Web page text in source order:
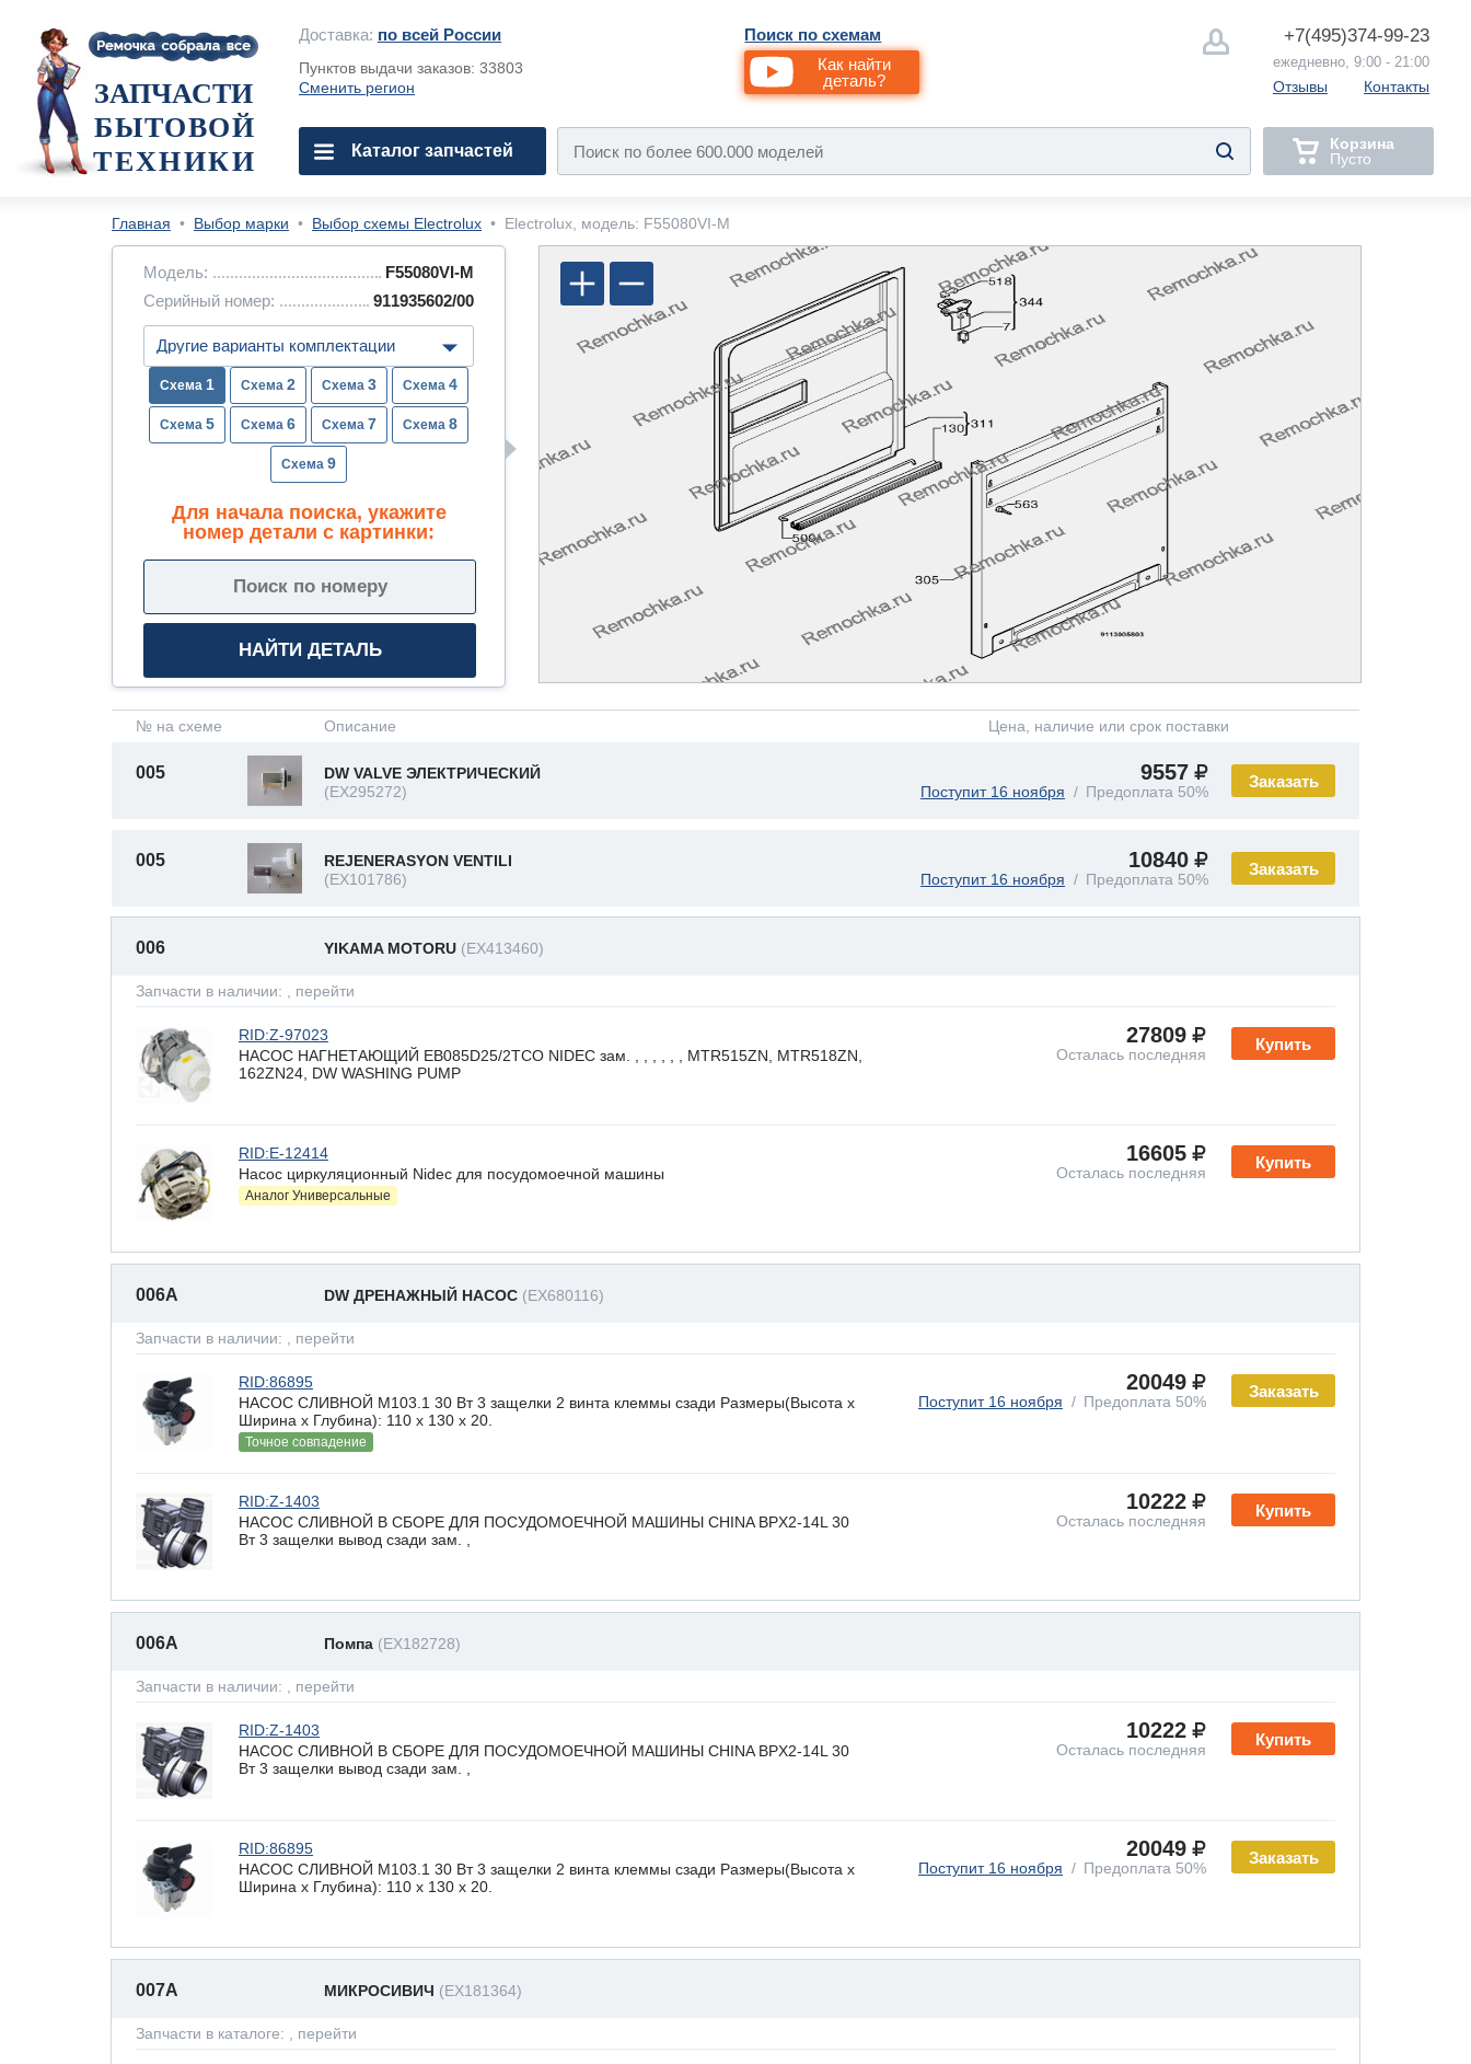
Доставка: по всей России
Пунктов выдачи заказов: 33803
Сменить регион
Поиск по схемам
Как найти
деталь?
+7(495)374-99-23
ежедневно, 9:00 - 21:00
Отзывы Контакты
ЗАПЧАСТИ
БЫТОВОЙ
ТЕХНИКИ
Каталог запчастей
Корзина
Пусто
Главная • Выбор марки • Выбор схемы Electrolux • Electrolux, модель: F55080VI-M
Модель:
F55080VI-M
Серийный номер:
911935602/00
1 2 3 4
5 6 7 8
9
Для начала поиска, укажите
номер детали с картинки:
№ на схеме Описание Цена, наличие или срок поставки
Заказать
005
DW VALVE ЭЛЕКТРИЧЕСКИЙ
(EX295272)
9557
Поступит 16 ноября Предоплата 50%
Заказать
005
REJENERASYON VENTILI
(EX101786)
10840
Поступит 16 ноября Предоплата 50%
006 YIKAMA MOTORU (EX413460)
Запчасти в наличии: , перейти
Купить
RID:Z-97023
НАСОС НАГНЕТАЮЩИЙ EB085D25/2TCO NIDEC зам. , , , , , , MTR515ZN, MTR518ZN,
162ZN24, DW WASHING PUMP
27809
Осталась последняя
Купить
RID:E-12414
Насос циркуляционный Nidec для посудомоечной машины
Аналог Универсальные
16605
Осталась последняя
006A DW ДРЕНАЖНЫЙ НАСОС (EX680116)
Запчасти в наличии: , перейти
Заказать
RID:86895
НАСОС СЛИВНОЙ М103.1 30 Вт 3 защелки 2 винта клеммы сзади Размеры(Высота х
Ширина х Глубина): 110 x 130 х 20.
Точное совпадение
20049
Поступит 16 ноября Предоплата 50%
Купить
RID:Z-1403
НАСОС СЛИВНОЙ В СБОРЕ ДЛЯ ПОСУДОМОЕЧНОЙ МАШИНЫ CHINA BPX2-14L 30
Вт 3 защелки вывод сзади зам. ,
10222
Осталась последняя
006A Помпа (EX182728)
Запчасти в наличии: , перейти
Купить
RID:Z-1403
НАСОС СЛИВНОЙ В СБОРЕ ДЛЯ ПОСУДОМОЕЧНОЙ МАШИНЫ CHINA BPX2-14L 30
Вт 3 защелки вывод сзади зам. ,
10222
Осталась последняя
Заказать
RID:86895
НАСОС СЛИВНОЙ М103.1 30 Вт 3 защелки 2 винта клеммы сзади Размеры(Высота х
Ширина х Глубина): 110 x 130 х 20.
20049
Поступит 16 ноября Предоплата 50%
007A МИКРОСИВИЧ (EX181364)
Запчасти в каталоге: , перейти